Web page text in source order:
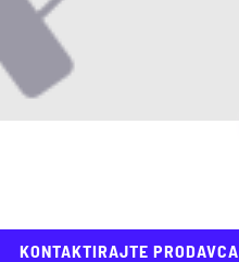
KONTAKTIRAJTE PRODAVCA